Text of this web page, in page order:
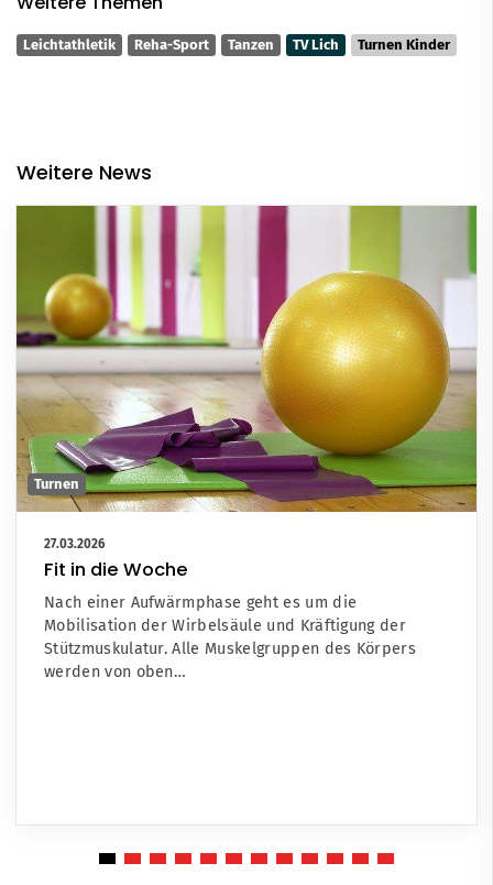
Leichtathletik Reha-Sport Tanzen TV Lich Turnen Kinder
Weitere News
Turnen
27.03.2026
Fit in die Woche
Nach einer Aufwärmphase geht es um die
Mobilisation der Wirbelsäule und Kräftigung der
Stützmuskulatur. Alle Muskelgruppen des Körpers
werden von oben…